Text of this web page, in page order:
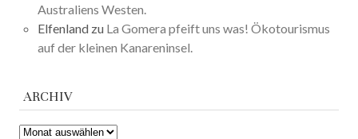
Australiens Westen.
Elfenland zu La Gomera pfeift uns was! Ökotourismus
auf der kleinen Kanareninsel.
ARCHIV
ARCHIV